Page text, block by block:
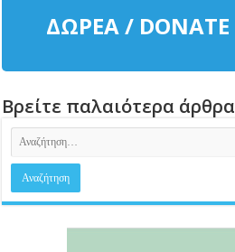
ΔΩΡΕΑ / DONATE
Βρείτε παλαιότερα άρθρα